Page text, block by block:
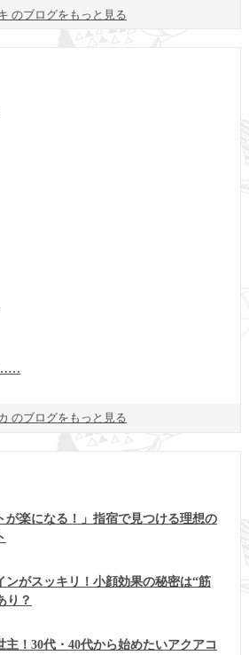
のブログをもっと見る
……
のブログをもっと見る
が楽になる！」指宿で見つける理想の
ンがスッキリ！小顔効果の秘密は“筋
り？
主！30代・40代から始めたいアクアコ